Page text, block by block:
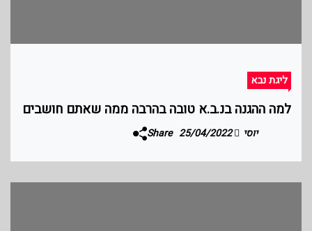
ליגת נבא
למה ההגנה בנ.ב.א טובה בהרבה ממה שאתם חושבים
יוסי 25/04/2022
Share